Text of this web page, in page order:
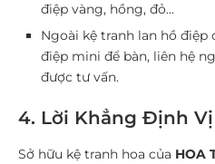
điệp vàng, hồng, đỏ…
Ngoài kệ tranh lan hồ
điệp mini để bàn, liên hệ
được tư vấn.
4. Lời Khẳng Định Vị
Sở hữu kệ tranh hoa của HOA